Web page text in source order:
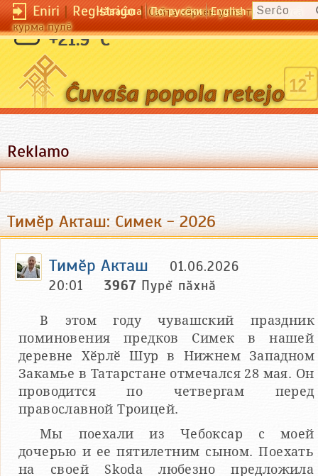
Eniri|Registriĝo|Сайта кӗрсен унпа туллин усӑ
курма пулӗ
Чӑвашла По-русски English
+21.9 °C
Reklamo
Тимӗр Акташ: Симек - 2026
Тимӗр Акташ
01.06.2026
20:01
3967 Пурĕ пăхнă
В этом году чувашский праздник
поминовения предков Симек в нашей
деревне Хӗрлӗ Шур в Нижнем Западном
Закамье в Татарстане отмечался 28 мая. Он
проводится по четвергам перед
православной Троицей.
Мы поехали из Чебоксар с моей
дочерью и ее пятилетним сыном. Поехать
на своей Skoda любезно предложила